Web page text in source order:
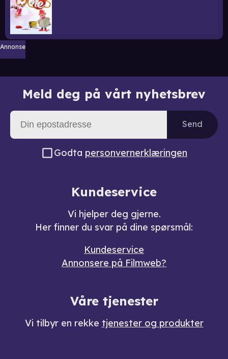
Annonse
Meld deg på vårt nyhetsbrev
Send
Godta personvernerklæringen
Kundeservice
Vi hjelper deg gjerne.
Her finner du svar på dine spørsmål:
Kundeservice
Annonsere på Filmweb?
Våre tjenester
Vi tilbyr en rekke tjenester og produkter